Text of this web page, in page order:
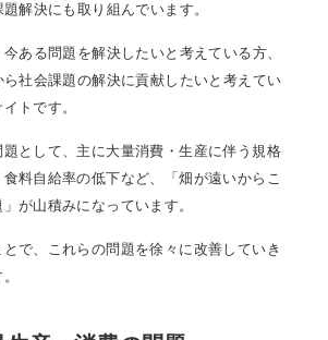
題解決にも取り組んでいます。
今ある問題を解決したいと考えている方、
ら社会課題の解決に貢献したいと考えてい
トです。
として、主に大量消費・生産に伴う規格
料自給率の低下など、「畑が遠いからこ
が山積みになっています。
で、これらの問題を徐々に改善していき